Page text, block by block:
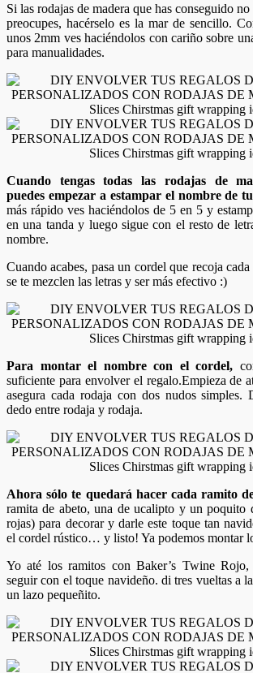
Si las rodajas de madera que has conseguido
preocupes, hacérselo es la mar de sencillo.
unos 2mm ves haciéndolos con cariño sobre
para manualidades.
Cuando tengas todas las rodajas de
puedes empezar a estampar el nombre de
más rápido ves haciéndolos de 5 en 5 y
en una tanda y luego sigue con el resto de
nombre.
Cuando acabes, pasa un cordel que recoja
se te mezclen las letras y ser más efectivo :)
Para montar el nombre con el cordel,
suficiente para envolver el regalo.Empieza de
asegura cada rodaja con dos nudos simples.
dedo entre rodaja y rodaja.
Ahora sólo te quedará hacer cada ramito
ramita de abeto, una de ucalipto y un poquito
rojas) para decorar y darle este toque tan
el cordel rústico… y listo! Ya podemos montar
Yo até los ramitos con Baker’s Twine
seguir con el toque navideño. di tres vueltas a
un lazo pequeñito.